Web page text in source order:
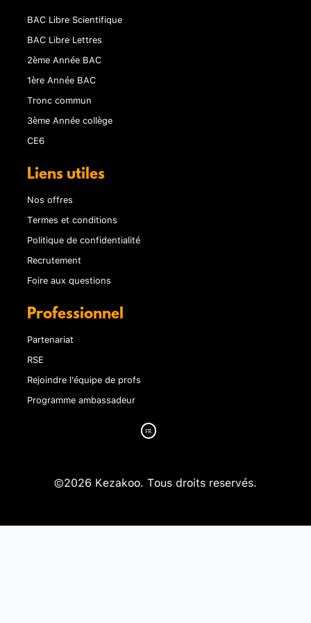
BAC Libre Scientifique
BAC Libre Lettres
2ème Année BAC
1ère Année BAC
Tronc commun
3ème Année collège
CE6
Liens utiles
Nos offres
Termes et conditions
Politique de confidentialité
Recrutement
Foire aux questions
Professionnel
Partenariat
RSE
Rejoindre l'équipe de profs
Programme ambassadeur
©2026 Kezakoo. Tous droits reservés.